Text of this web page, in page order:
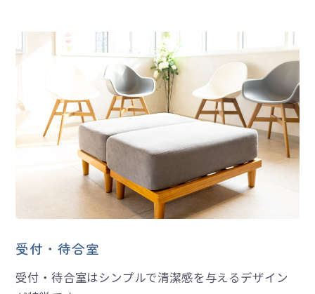
受付・待合室
受付・待合室はシンプルで清潔感を与えるデザイン